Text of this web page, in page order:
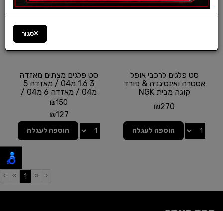
סט פלגים לרכבי אופל
אסטרה ואינסיגניה & פורד
קוגה מבית NGK
₪270
הוספה לעגלה
סט פלגים מצתים מאזדה
3 1.6 מ04 / מאזדה 5
מ04 / מאזדה 6 מ04 /
פורד מונדאו מ01
₪150
₪127
הוספה לעגלה
‹
«
1
(current)
»
›
סגור